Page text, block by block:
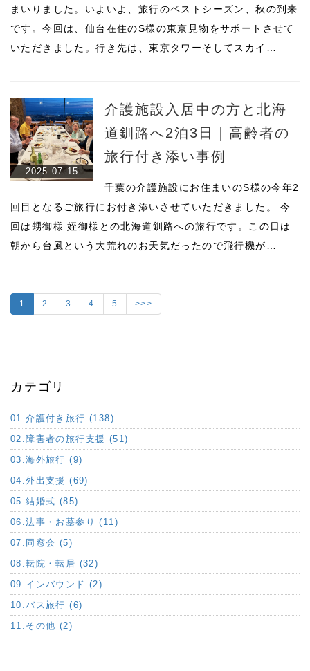
まいりました。いよいよ、旅行のベストシーズン、秋の到来
です。今回は、仙台在住のS様の東京見物をサポートさせて
いただきました。行き先は、東京タワーそしてスカイ…
2025.07.15
介護施設入居中の方と北海
道釧路へ2泊3日｜高齢者の
旅行付き添い事例
千葉の介護施設にお住まいのS様の今年2
回目となるご旅行にお付き添いさせていただきました。 今
回は甥御様 姪御様との北海道釧路への旅行です。この日は
朝から台風という大荒れのお天気だったので飛行機が…
1 2 3 4 5 >>>
カテゴリ
01.介護付き旅行 (138)
02.障害者の旅行支援 (51)
03.海外旅行 (9)
04.外出支援 (69)
05.結婚式 (85)
06.法事・お墓参り (11)
07.同窓会 (5)
08.転院・転居 (32)
09.インバウンド (2)
10.バス旅行 (6)
11.その他 (2)